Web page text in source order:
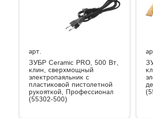
арт.
ЗУБР Ceramic PRO, 500 Вт,
клин, сверхмощный
электропаяльник с
пластиковой пистолетной
рукояткой, Профессионал
(55302-500)